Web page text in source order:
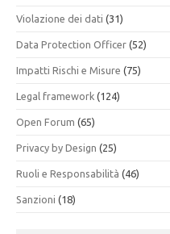
Violazione dei dati (31)
Data Protection Officer (52)
Impatti Rischi e Misure (75)
Legal framework (124)
Open Forum (65)
Privacy by Design (25)
Ruoli e Responsabilità (46)
Sanzioni (18)